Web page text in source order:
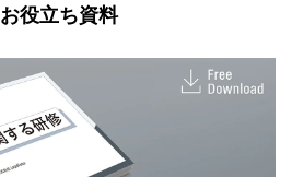
お役立ち資料